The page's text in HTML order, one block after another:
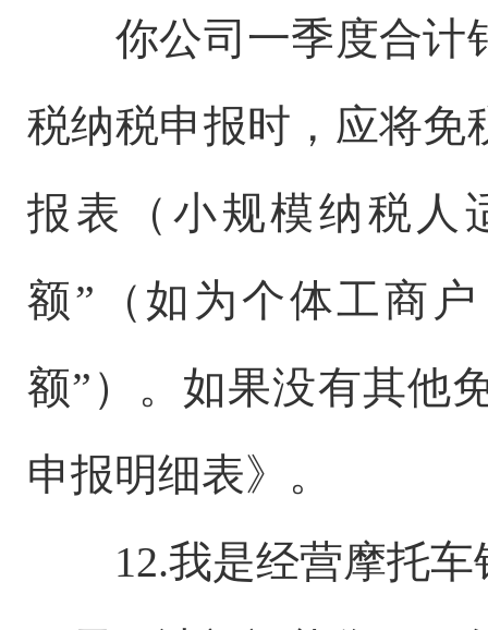
你公司一季度合计
税纳税申报时，应将免
报表（小规模纳税人
额”（如为个体工商
额”）。如果没有其他
申报明细表》。
12.我是经营摩托